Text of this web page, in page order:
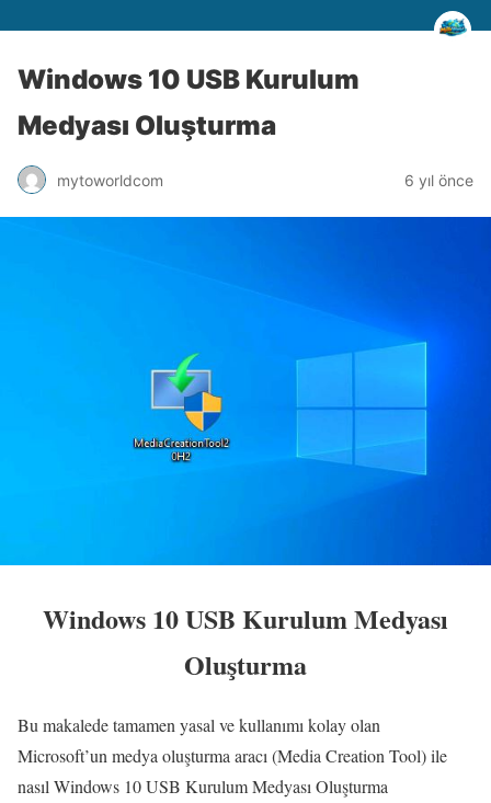
Windows 10 USB Kurulum
Medyası Oluşturma
mytoworldcom 6 yıl önce
Windows 10 USB Kurulum Medyası
Oluşturma
Bu makalede tamamen yasal ve kullanımı kolay olan
Microsoft’un medya oluşturma aracı (Media Creation Tool) ile
nasıl Windows 10 USB Kurulum Medyası Oluşturma